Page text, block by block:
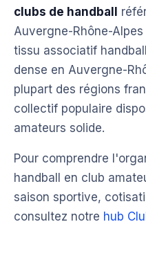
clubs de handball
Auvergne-Rhône-
tissu associatif
dense en Auvergne-
plupart des régions
collectif populaire
amateurs solide.
Pour comprendre
handball en club
saison sportive,
consultez notre hub